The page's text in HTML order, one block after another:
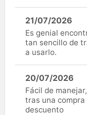
21/07/2026
Es genial
tan sencillo de
a usarlo.
20/07/2026
Fácil de
tras una
descuento